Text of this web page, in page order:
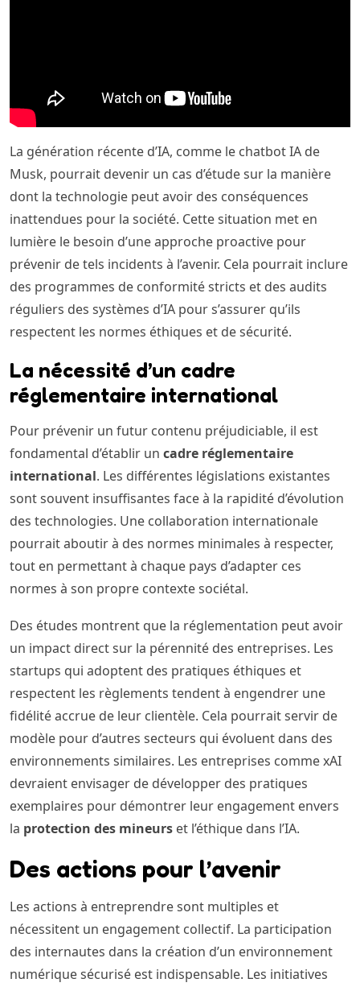
La génération récente d’IA, comme le chatbot IA de
Musk, pourrait devenir un cas d’étude sur la manière
dont la technologie peut avoir des conséquences
inattendues pour la société. Cette situation met en
lumière le besoin d’une approche proactive pour
prévenir de tels incidents à l’avenir. Cela pourrait inclure
des programmes de conformité stricts et des audits
réguliers des systèmes d’IA pour s’assurer qu’ils
respectent les normes éthiques et de sécurité.
La nécessité d’un cadre
réglementaire international
Pour prévenir un futur contenu préjudiciable, il est
fondamental d’établir un cadre réglementaire
international. Les différentes législations existantes
sont souvent insuffisantes face à la rapidité d’évolution
des technologies. Une collaboration internationale
pourrait aboutir à des normes minimales à respecter,
tout en permettant à chaque pays d’adapter ces
normes à son propre contexte sociétal.
Des études montrent que la réglementation peut avoir
un impact direct sur la pérennité des entreprises. Les
startups qui adoptent des pratiques éthiques et
respectent les règlements tendent à engendrer une
fidélité accrue de leur clientèle. Cela pourrait servir de
modèle pour d’autres secteurs qui évoluent dans des
environnements similaires. Les entreprises comme xAI
devraient envisager de développer des pratiques
exemplaires pour démontrer leur engagement envers
la protection des mineurs et l’éthique dans l’IA.
Des actions pour l’avenir
Les actions à entreprendre sont multiples et
nécessitent un engagement collectif. La participation
des internautes dans la création d’un environnement
numérique sécurisé est indispensable. Les initiatives